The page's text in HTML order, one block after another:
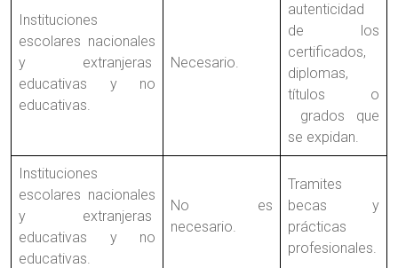
Instituciones
escolares nacionales
y extranjeras
educativas y no
educativas.
Necesario.
autenticidad
de los
certificados,
diplomas,
títulos o
grados que
se expidan.
Instituciones
escolares nacionales
y extranjeras
educativas y no
educativas.
No es
necesario.
Tramites
becas y
prácticas
profesionales.